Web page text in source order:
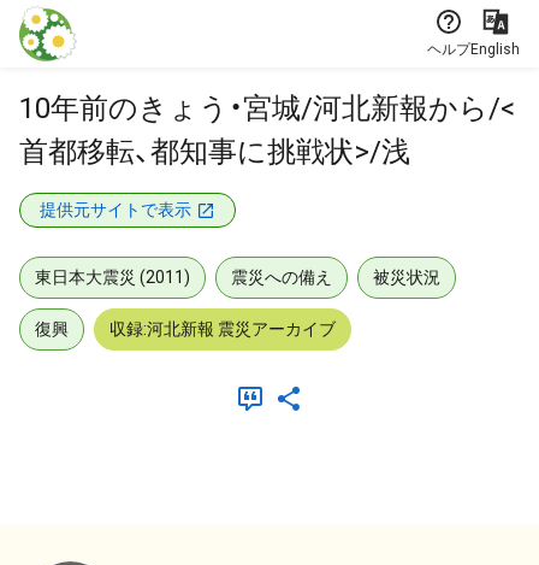
本文に飛ぶ
ヘルプEnglish
10年前のきょう・宮城/河北新報から/<
首都移転、都知事に挑戦状>/浅
提供元サイトで表示
東日本大震災 (2011) 震災への備え 被災状況
復興 収録:河北新報 震災アーカイブ